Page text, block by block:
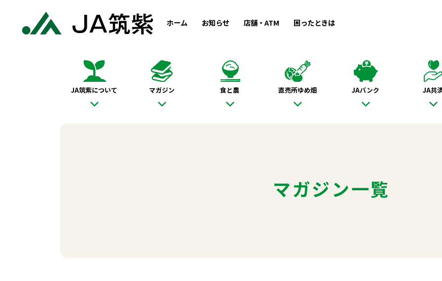
ホーム お知らせ 店舗・ATM 困ったときは
JA筑紫について マガジン 食と農 直売所ゆめ畑 JAバンク JA共
マガジン一覧